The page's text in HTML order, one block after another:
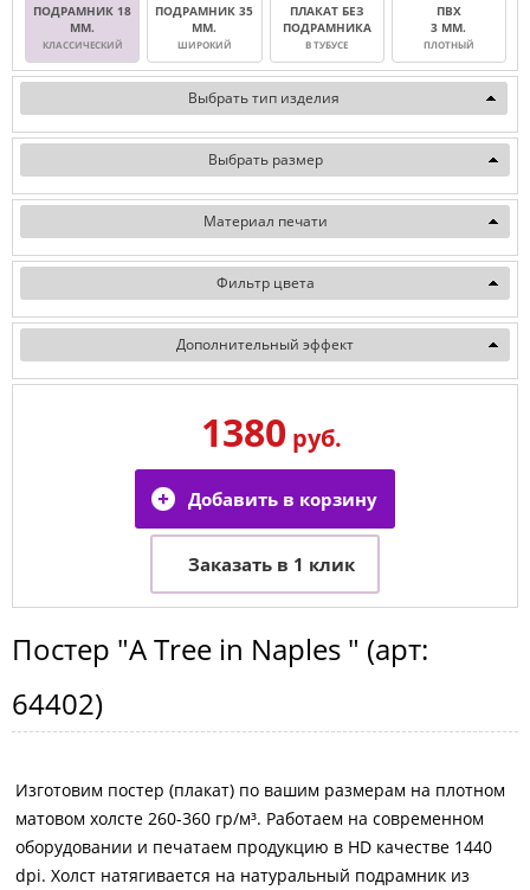
ПОДРАМНИК 18
ММ.
КЛАССИЧЕСКИЙ
ПОДРАМНИК 35
ММ.
ШИРОКИЙ
ПЛАКАТ БЕЗ
ПОДРАМНИКА
В ТУБУСЕ
ПВХ
3 ММ.
ПЛОТНЫЙ
Выбрать тип изделия
Выбрать размер
Материал печати
Фильтр цвета
Дополнительный эффект
1380руб.
Постер "A Tree in Naples " (арт:
64402)
Изготовим постер (плакат) по вашим размерам на плотном
матовом холсте 260-360 гр/м³. Работаем на современном
оборудовании и печатаем продукцию в HD качестве 1440
dpi. Холст натягивается на натуральный подрамник из